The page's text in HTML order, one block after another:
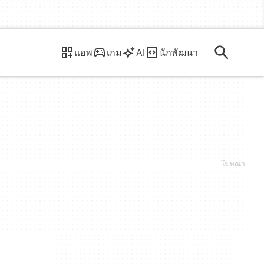
แอพ เกม AI นักพัฒนา